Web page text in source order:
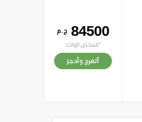
84500 ج . م
*للشخص الواحد
أتفرج وأحجز